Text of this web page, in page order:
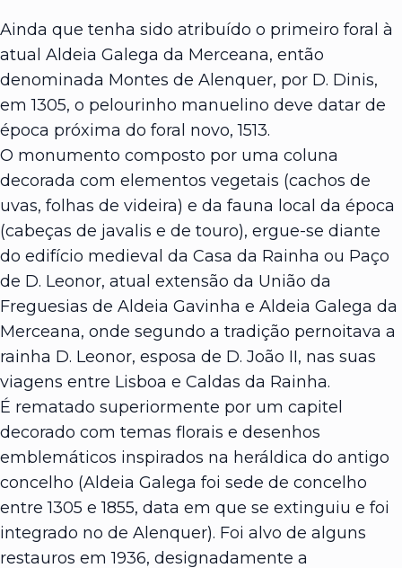
Ainda que tenha sido atribuído o primeiro foral à
atual Aldeia Galega da Merceana, então
denominada Montes de Alenquer, por D. Dinis,
em 1305, o pelourinho manuelino deve datar de
época próxima do foral novo, 1513.
O monumento composto por uma coluna
decorada com elementos vegetais (cachos de
uvas, folhas de videira) e da fauna local da época
(cabeças de javalis e de touro), ergue-se diante
do edifício medieval da Casa da Rainha ou Paço
de D. Leonor, atual extensão da União da
Freguesias de Aldeia Gavinha e Aldeia Galega da
Merceana, onde segundo a tradição pernoitava a
rainha D. Leonor, esposa de D. João II, nas suas
viagens entre Lisboa e Caldas da Rainha.
É rematado superiormente por um capitel
decorado com temas florais e desenhos
emblemáticos inspirados na heráldica do antigo
concelho (Aldeia Galega foi sede de concelho
entre 1305 e 1855, data em que se extinguiu e foi
integrado no de Alenquer). Foi alvo de alguns
restauros em 1936, designadamente a